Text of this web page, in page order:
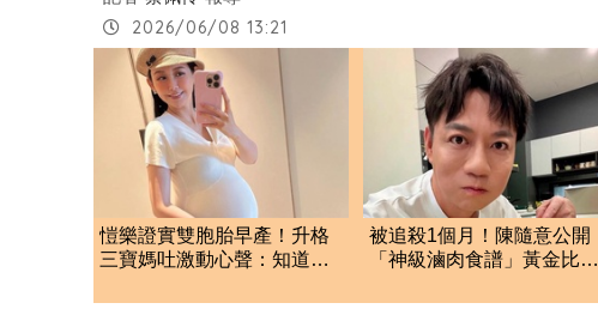
2026/06/08 13:21
愷樂證實雙胞胎早產！升格
三寶媽吐激動心聲：知道你
被追殺1個月！陳隨意公開
「神級滷肉食譜」黃金比例